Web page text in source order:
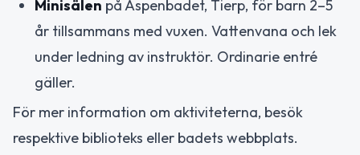
Minisälen på Aspenbadet, Tierp, för barn 2–5
år tillsammans med vuxen. Vattenvana och lek
under ledning av instruktör. Ordinarie entré
gäller.
För mer information om aktiviteterna, besök
respektive biblioteks eller badets webbplats.